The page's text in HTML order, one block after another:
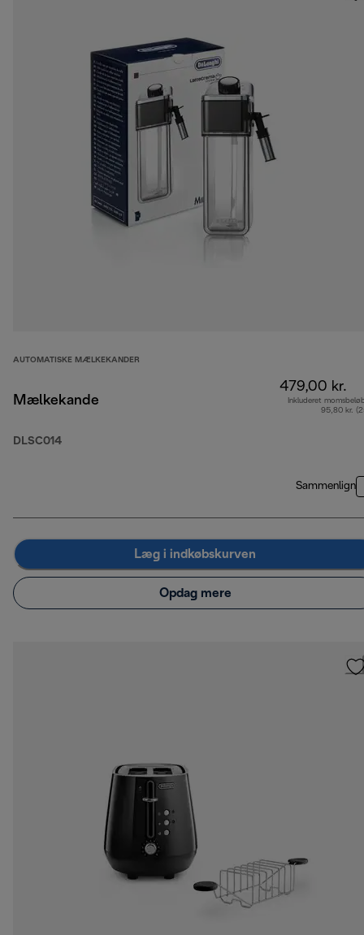
AUTOMATISKE MÆLKEKANDER
Mælkekande
DLSC014
479,00 kr.
Inkluderet
95,80 kr.
Sammenlign
Læg i indkøbskurven
Opdag mere